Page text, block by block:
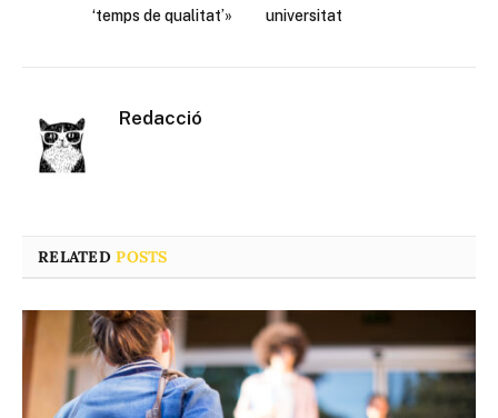
‘temps de qualitat’»
universitat
Redacció
RELATEDPOSTS